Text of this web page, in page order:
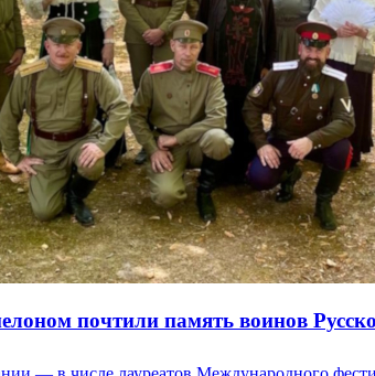
почтили память воинов